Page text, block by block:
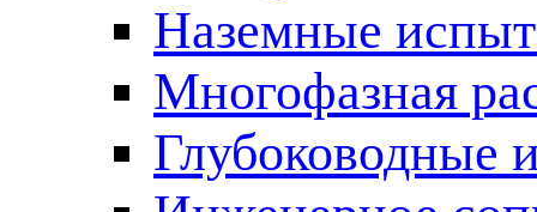
Наземные
Многофазная
Глубоководные